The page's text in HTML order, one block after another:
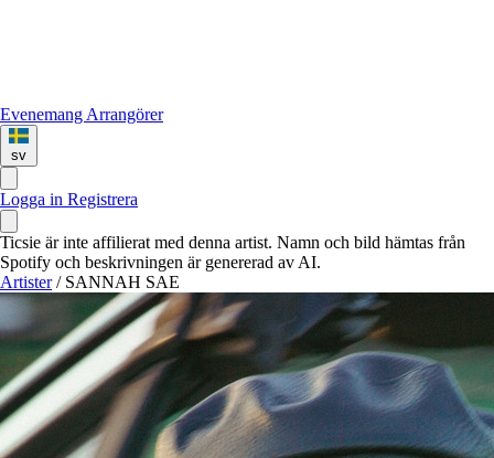
Evenemang Arrangörer
sv
Logga in Registrera
Ticsie är inte affilierat med denna artist. Namn och bild hämtas från
Spotify och beskrivningen är genererad av AI.
Artister / SANNAH SAE